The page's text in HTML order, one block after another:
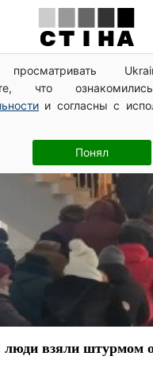
что
и согласны с
Понял
протеста
взяли штурмом